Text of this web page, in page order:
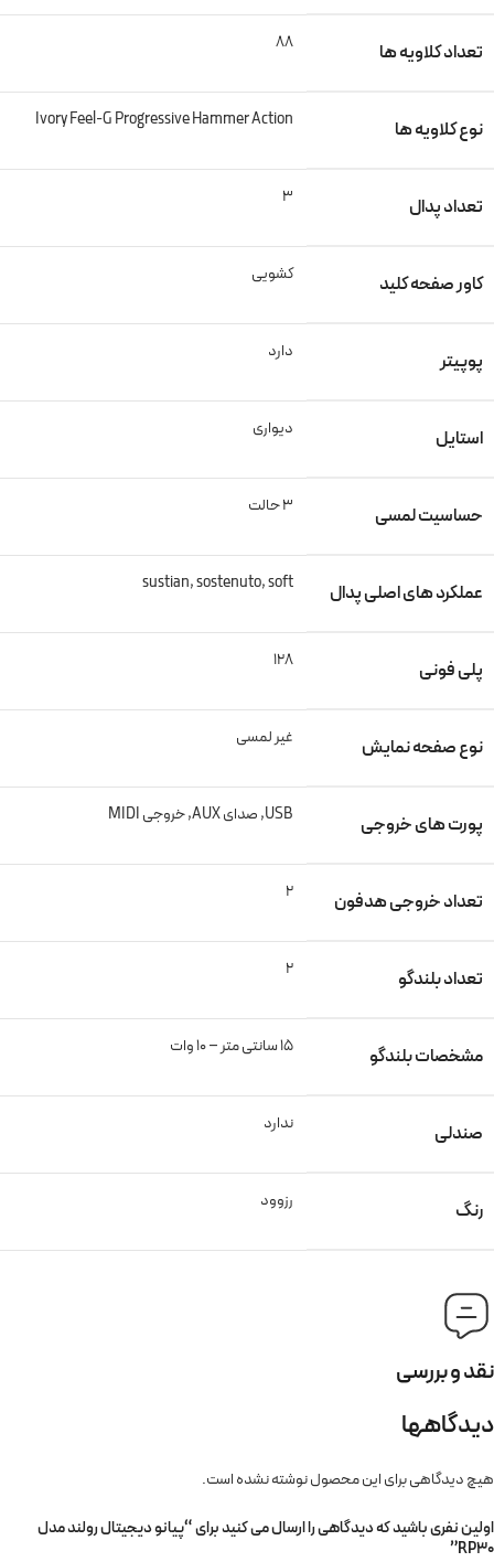
تعداد کلاویه ها 88
نوع کلاویه ها Ivory Feel-G Progressive Hammer Action
تعداد پدال 3
کاور صفحه کلید کشویی
پوپیتر دارد
استایل دیواری
حساسیت لمسی 3 حالت
عملکرد های اصلی پدال sustian, sostenuto, soft
پلی فونی 128
نوع صفحه نمایش غیر لمسی
پورت های خروجی USB, صدای AUX, خروجی MIDI
تعداد خروجی هدفون 2
تعداد بلندگو 2
مشخصات بلندگو 15 سانتی متر – 10 وات
صندلی ندارد
رنگ رزوود
نقد و بررسی
دیدگاهها
هیچ دیدگاهی برای این محصول نوشته نشده است.
اولین نفری باشید که دیدگاهی را ارسال می کنید برای “پیانو دیجیتال رولند مدل
RP30”